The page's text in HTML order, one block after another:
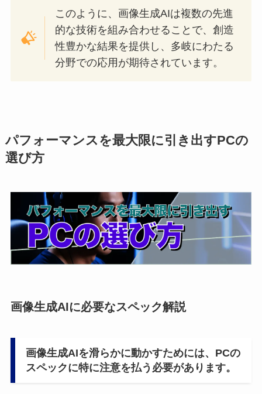
このように、画像生成AIは複数の先進
的な技術を組み合わせることで、創造
性豊かな結果を提供し、多岐にわたる
分野での応用が期待されています。
パフォーマンスを最大限に引き出すPCの
選び方
画像生成AIに必要なスペック解説
画像生成AIを滑らかに動かすためには、PCの
スペックに特に注意を払う必要があります。